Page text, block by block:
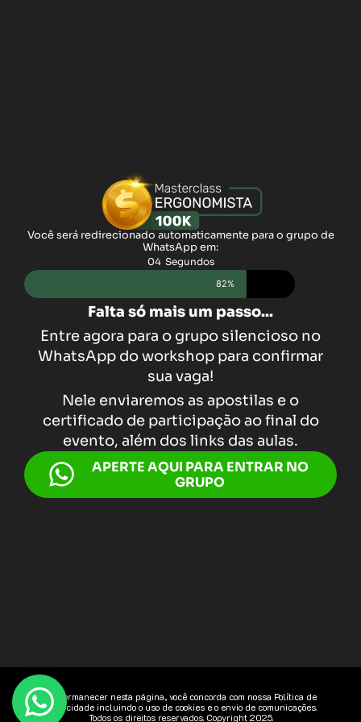
Você será redirecionado automaticamente para o grupo de
WhatsApp em:
04 Segundos
82%
Falta só mais um passo...
Entre agora para o grupo silencioso no
WhatsApp do workshop para confirmar
sua vaga!
Nele enviaremos as apostilas e o
certificado de participação ao final do
evento, além dos links das aulas.
APERTE AQUI PARA ENTRAR NO
GRUPO
Ao permanecer nesta página, você concorda com nossa Política de
Privacidade incluindo o uso de cookies e o envio de comunicações.
Todos os direitos reservados. Copyright 2025.